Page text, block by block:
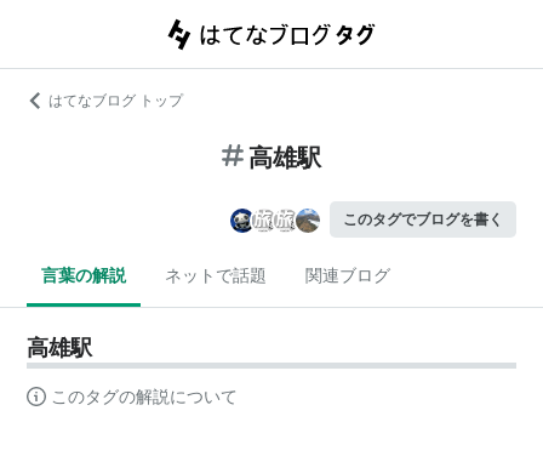
はてなブログ トップ
高雄駅
このタグでブログを書く
言葉の解説 ネットで話題 関連ブログ
高雄駅
このタグの解説について